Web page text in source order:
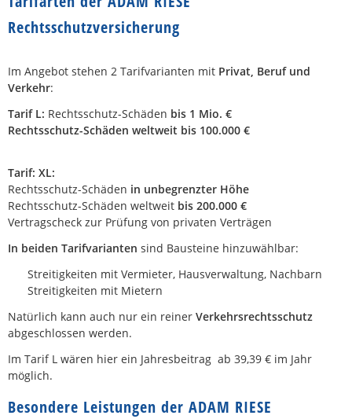
Rechtsschutzversicherung
Im Angebot stehen 2 Tarifvarianten mit Privat, Beruf und
Verkehr:
Tarif L: Rechtsschutz-Schäden bis 1 Mio. €
Rechtsschutz-Schäden weltweit bis 100.000 €
Tarif: XL:
Rechtsschutz-Schäden in unbegrenzter Höhe
Rechtsschutz-Schäden weltweit bis 200.000 €
Vertragscheck zur Prüfung von privaten Verträgen
In beiden Tarifvarianten sind Bausteine hinzuwählbar:
Streitigkeiten mit Vermieter, Hausverwaltung, Nachbarn
Streitigkeiten mit Mietern
Natürlich kann auch nur ein reiner Verkehrsrechtsschutz
abgeschlossen werden.
Im Tarif L wären hier ein Jahresbeitrag ab 39,39 € im Jahr
möglich.
Besondere Leistungen der ADAM RIESE